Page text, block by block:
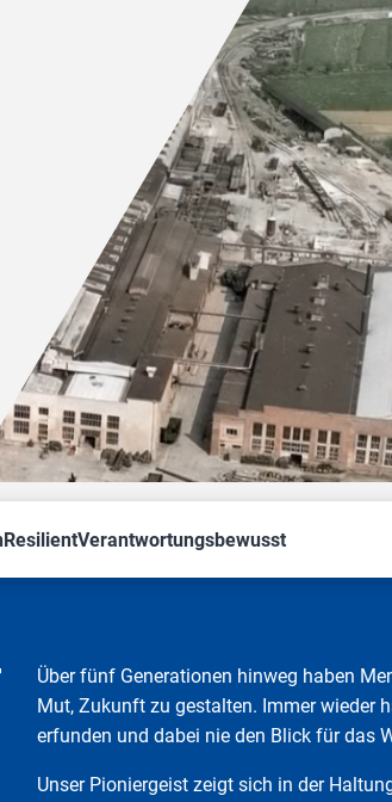
ResilientVerantwortungsbewusst
Über fünf Generationen hinweg haben
Mut, Zukunft zu gestalten. Immer wieder
erfunden und dabei nie den Blick für das
Unser Pioniergeist zeigt sich in der